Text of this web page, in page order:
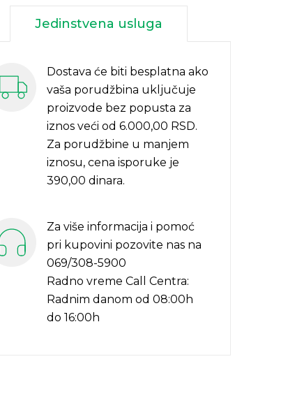
Jedinstvena usluga
Dostava će biti besplatna ako
vaša porudžbina uključuje
proizvode bez popusta za
iznos veći od 6.000,00 RSD.
Za porudžbine u manjem
iznosu, cena isporuke je
390,00 dinara.
Za više informacija i pomoć
pri kupovini pozovite nas na
069/308-5900
Radno vreme Call Centra:
Radnim danom od 08:00h
do 16:00h